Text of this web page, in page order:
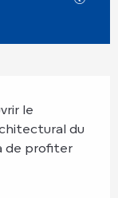
le
du
de profiter